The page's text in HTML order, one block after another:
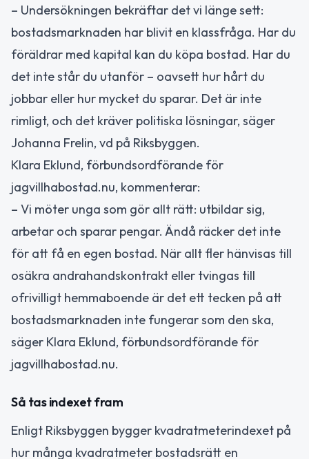
– Undersökningen bekräftar det vi länge sett:
bostadsmarknaden har blivit en klassfråga. Har du
föräldrar med kapital kan du köpa bostad. Har du
det inte står du utanför – oavsett hur hårt du
jobbar eller hur mycket du sparar. Det är inte
rimligt, och det kräver politiska lösningar, säger
Johanna Frelin, vd på Riksbyggen.
Klara Eklund, förbundsordförande för
jagvillhabostad.nu, kommenterar:
– Vi möter unga som gör allt rätt: utbildar sig,
arbetar och sparar pengar. Ändå räcker det inte
för att få en egen bostad. När allt fler hänvisas till
osäkra andrahandskontrakt eller tvingas till
ofrivilligt hemmaboende är det ett tecken på att
bostadsmarknaden inte fungerar som den ska,
säger Klara Eklund, förbundsordförande för
jagvillhabostad.nu.
Så tas indexet fram
Enligt Riksbyggen bygger kvadratmeterindexet på
hur många kvadratmeter bostadsrätt en